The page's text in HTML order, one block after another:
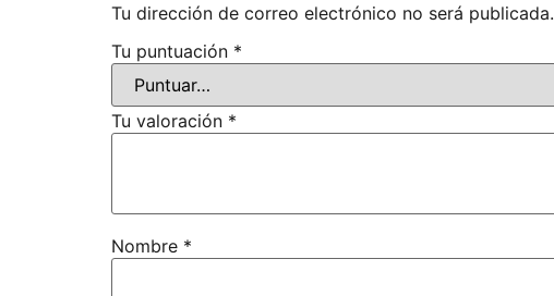
Tu dirección de correo electrónico no será publicada.
Tu puntuación *
Tu valoración *
Nombre *